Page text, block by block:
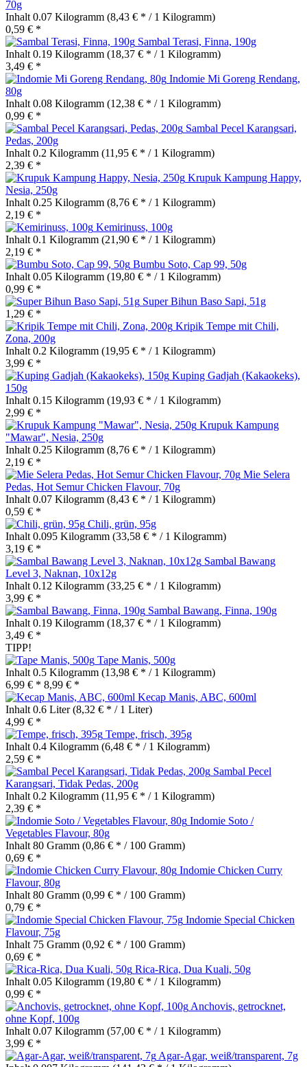
70g
Inhalt 0.07 Kilogramm (8,43 € * / 1 Kilogramm)
0,59 € *
Sambal Terasi, Finna, 190g
Inhalt 0.19 Kilogramm (18,37 € * / 1 Kilogramm)
3,49 € *
Indomie Mi Goreng Rendang,
80g
Inhalt 0.08 Kilogramm (12,38 € * / 1 Kilogramm)
0,99 € *
Sambal Pecel Karangsari,
Pedas, 200g
Inhalt 0.2 Kilogramm (11,95 € * / 1 Kilogramm)
2,39 € *
Krupuk Kampung Happy,
Nesia, 250g
Inhalt 0.25 Kilogramm (8,76 € * / 1 Kilogramm)
2,19 € *
Kemirinuss, 100g
Inhalt 0.1 Kilogramm (21,90 € * / 1 Kilogramm)
2,19 € *
Bumbu Soto, Cap 99, 50g
Inhalt 0.05 Kilogramm (19,80 € * / 1 Kilogramm)
0,99 € *
Super Bihun Baso Sapi, 51g
1,29 € *
Kripik Tempe mit Chili,
Zona, 200g
Inhalt 0.2 Kilogramm (19,95 € * / 1 Kilogramm)
3,99 € *
Kuping Gadjah (Kakaokeks),
150g
Inhalt 0.15 Kilogramm (19,93 € * / 1 Kilogramm)
2,99 € *
Krupuk Kampung
"Mawar", Nesia, 250g
Inhalt 0.25 Kilogramm (8,76 € * / 1 Kilogramm)
2,19 € *
Mie Selera
Pedas, Hot Semur Chicken Flavour, 70g
Inhalt 0.07 Kilogramm (8,43 € * / 1 Kilogramm)
0,59 € *
Chili, grün, 95g
Inhalt 0.095 Kilogramm (33,58 € * / 1 Kilogramm)
3,19 € *
Sambal Bawang
Level 3, Naknan, 10x12g
Inhalt 0.12 Kilogramm (33,25 € * / 1 Kilogramm)
3,99 € *
Sambal Bawang, Finna, 190g
Inhalt 0.19 Kilogramm (18,37 € * / 1 Kilogramm)
3,49 € *
TIPP!
Tape Manis, 500g
Inhalt 0.5 Kilogramm (13,98 € * / 1 Kilogramm)
6,99 € * 8,99 € *
Kecap Manis, ABC, 600ml
Inhalt 0.6 Liter(8,32 € * / 1 Liter)
4,99 € *
Tempe, frisch, 395g
Inhalt 0.4 Kilogramm (6,48 € * / 1 Kilogramm)
2,59 € *
Sambal Pecel
Karangsari, Tidak Pedas, 200g
Inhalt 0.2 Kilogramm (11,95 € * / 1 Kilogramm)
2,39 € *
Indomie Soto /
Vegetables Flavour, 80g
Inhalt 80 Gramm (0,86 € * / 100 Gramm)
0,69 € *
Indomie Chicken Curry
Flavour, 80g
Inhalt 80 Gramm (0,99 € * / 100 Gramm)
0,79 € *
Indomie Special Chicken
Flavour, 75g
Inhalt 75 Gramm (0,92 € * / 100 Gramm)
0,69 € *
Rica-Rica, Dua Kuali, 50g
Inhalt 0.05 Kilogramm (19,80 € * / 1 Kilogramm)
0,99 € *
Anchovis, getrocknet,
ohne Kopf, 100g
Inhalt 0.07 Kilogramm (57,00 € * / 1 Kilogramm)
3,99 € *
Agar-Agar, weiß/transparent, 7g